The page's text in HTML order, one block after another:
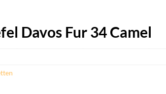
Davos Fur 34 Camel